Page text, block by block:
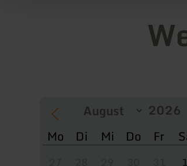
Mo Di Mi Do Fr
1